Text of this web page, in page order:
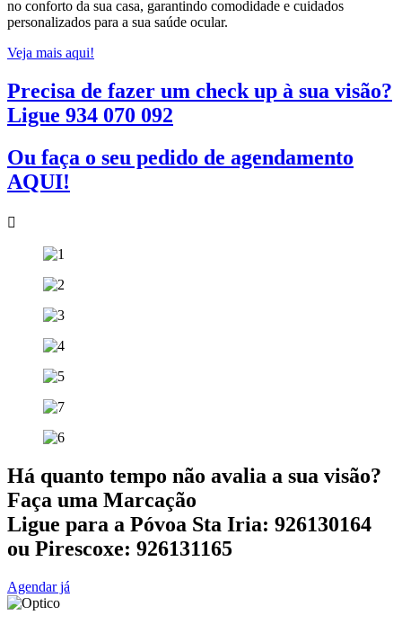
no conforto da sua casa, garantindo comodidade e cuidados
personalizados para a sua saúde ocular.
Veja mais aqui!
Precisa de fazer um check up à sua visão?
Ligue 934 070 092
Ou faça o seu pedido de agendamento
AQUI!
Há quanto tempo não avalia a sua visão?
Faça uma Marcação
Ligue para a Póvoa Sta Iria: 926130164
ou Pirescoxe: 926131165
Agendar já